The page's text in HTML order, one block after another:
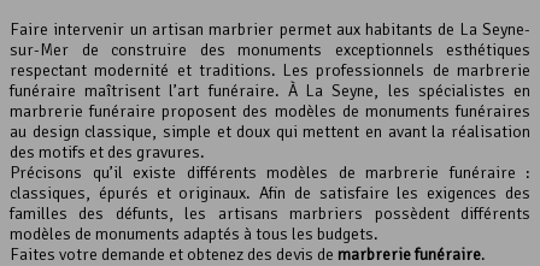
Faire intervenir un artisan marbrier permet aux habitants de La Seyne-
sur-Mer de construire des monuments exceptionnels esthétiques
respectant modernité et traditions. Les professionnels de marbrerie
funéraire maîtrisent l’art funéraire. À La Seyne, les spécialistes en
marbrerie funéraire proposent des modèles de monuments funéraires
au design classique, simple et doux qui mettent en avant la réalisation
des motifs et des gravures.
Précisons qu’il existe différents modèles de marbrerie funéraire :
classiques, épurés et originaux. Afin de satisfaire les exigences des
familles des défunts, les artisans marbriers possèdent différents
modèles de monuments adaptés à tous les budgets.
Faites votre demande et obtenez des devis de marbrerie funéraire.